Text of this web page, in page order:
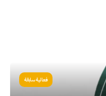
فعالية سابقة